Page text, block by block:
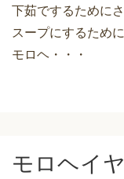
下茹でするために
スープにするため
モロヘ・・・
モロヘイ